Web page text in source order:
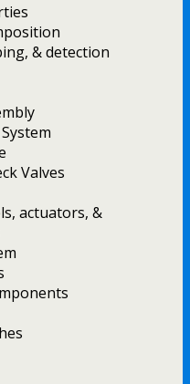
& detection
Valves
actuators, &